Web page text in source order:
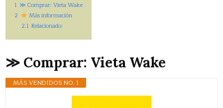
1 ≫ Comprar: Vieta Wake
2
Más información
2.1 Relacionado:
≫ Comprar: Vieta Wake
MÁS VENDIDOS NO. 1